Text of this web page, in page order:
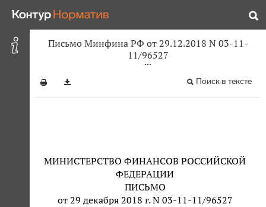
Письмо Минфина РФ от 29.12.2018 N 03-11-
11/96527
Поиск в тексте
МИНИСТЕРСТВО ФИНАНСОВ РОССИЙСКОЙ
ФЕДЕРАЦИИ
ПИСЬМО
от 29 декабря 2018 г. N 03-11-11/96527